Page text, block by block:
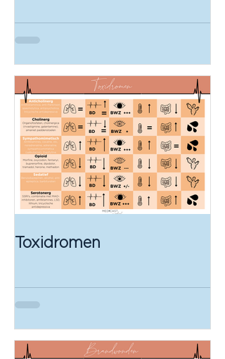
Toxidromen